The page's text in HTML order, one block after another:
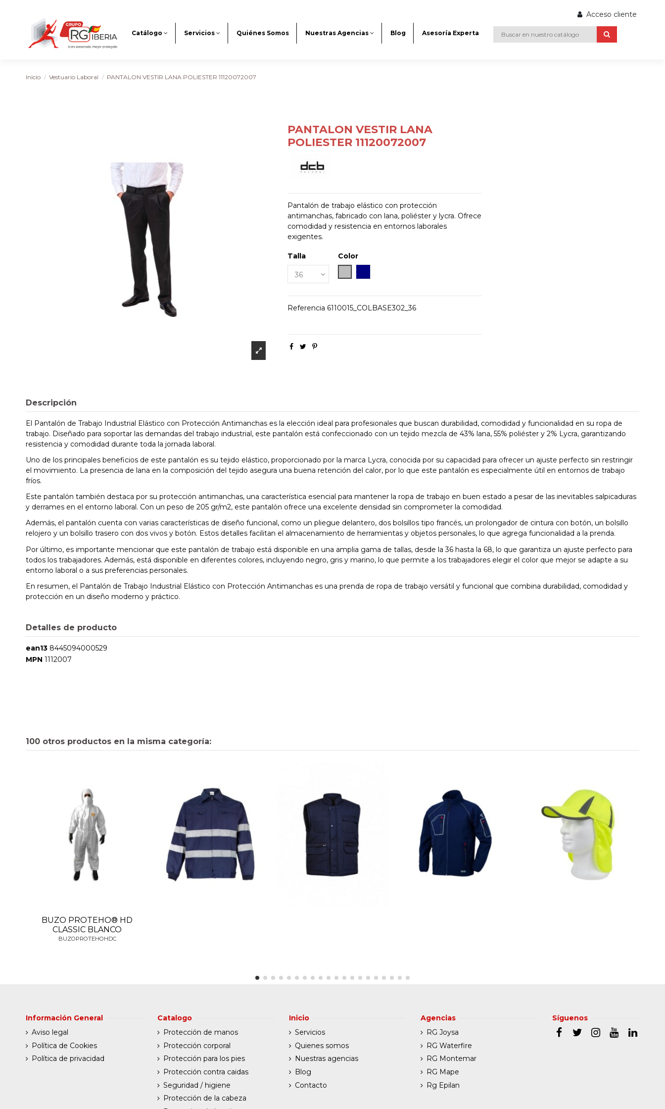
Acceso cliente
Catálogo Servicios Quiénes Somos Nuestras Agencias Blog Asesoría Experta
Inicio Vestuario Laboral PANTALON VESTIR LANA POLIESTER 11120072007
PANTALON VESTIR LANA
POLIESTER 11120072007
Pantalón de trabajo elástico con protección
antimanchas, fabricado con lana, poliéster y lycra. Ofrece
comodidad y resistencia en entornos laborales
exigentes.
Talla
Color
Referencia 6110015_COLBASE302_36
Descripción
El Pantalón de Trabajo Industrial Elástico con Protección Antimanchas es la elección ideal para profesionales que buscan durabilidad, comodidad y funcionalidad en su ropa de
trabajo. Diseñado para soportar las demandas del trabajo industrial, este pantalón está confeccionado con un tejido mezcla de 43% lana, 55% poliéster y 2% Lycra, garantizando
resistencia y comodidad durante toda la jornada laboral.
Uno de los principales beneficios de este pantalón es su tejido elástico, proporcionado por la marca Lycra, conocida por su capacidad para ofrecer un ajuste perfecto sin restringir
el movimiento. La presencia de lana en la composición del tejido asegura una buena retención del calor, por lo que este pantalón es especialmente útil en entornos de trabajo
fríos.
Este pantalón también destaca por su protección antimanchas, una característica esencial para mantener la ropa de trabajo en buen estado a pesar de las inevitables salpicaduras
y derrames en el entorno laboral. Con un peso de 205 gr/m2, este pantalón ofrece una excelente densidad sin comprometer la comodidad.
Además, el pantalón cuenta con varias características de diseño funcional, como un pliegue delantero, dos bolsillos tipo francés, un prolongador de cintura con botón, un bolsillo
relojero y un bolsillo trasero con dos vivos y botón. Estos detalles facilitan el almacenamiento de herramientas y objetos personales, lo que agrega funcionalidad a la prenda.
Por último, es importante mencionar que este pantalón de trabajo está disponible en una amplia gama de tallas, desde la 36 hasta la 68, lo que garantiza un ajuste perfecto para
todos los trabajadores. Además, está disponible en diferentes colores, incluyendo negro, gris y marino, lo que permite a los trabajadores elegir el color que mejor se adapte a su
entorno laboral o a sus preferencias personales.
En resumen, el Pantalón de Trabajo Industrial Elástico con Protección Antimanchas es una prenda de ropa de trabajo versátil y funcional que combina durabilidad, comodidad y
protección en un diseño moderno y práctico.
Detalles de producto
ean13 8445094000529
MPN 1112007
100 otros productos en la misma categoría:
BUZO PROTEHO® HD
CLASSIC BLANCO
BUZOPROTEHOHDC
Información General
Aviso legal
Política de Cookies
Política de privacidad
Catalogo
Protección de manos
Protección corporal
Protección para los pies
Protección contra caidas
Seguridad / higiene
Protección de la cabeza
Inicio
Servicios
Quienes somos
Nuestras agencias
Blog
Contacto
Agencias
RG Joysa
RG Waterfire
RG Montemar
RG Mape
Rg Epilan
Síguenos